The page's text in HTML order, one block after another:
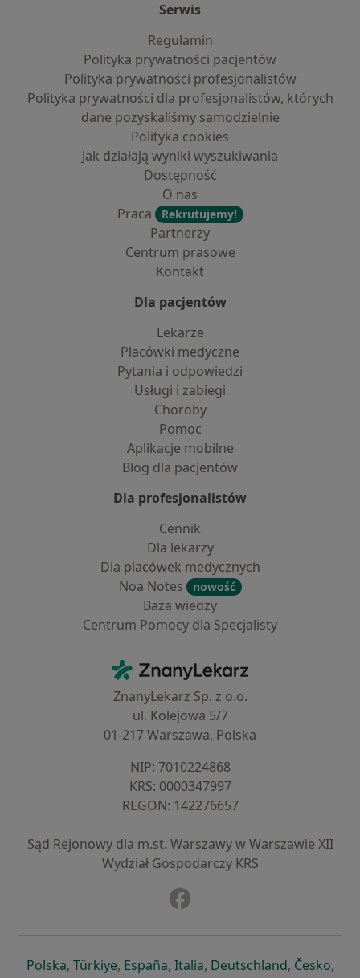
Serwis
Regulamin
Polityka prywatności pacjentów
Polityka prywatności profesjonalistów
Polityka prywatności dla profesjonalistów, których
dane pozyskaliśmy samodzielnie
Polityka cookies
Jak działają wyniki wyszukiwania
Dostępność
O nas
Praca
Rekrutujemy!
Partnerzy
Centrum prasowe
Kontakt
Dla pacjentów
Lekarze
Placówki medyczne
Pytania i odpowiedzi
Usługi i zabiegi
Choroby
Pomoc
Aplikacje mobilne
Blog dla pacjentów
Dla profesjonalistów
Cennik
Dla lekarzy
Dla placówek medycznych
Noa Notes
nowość
Baza wiedzy
Centrum Pomocy dla Specjalisty
ZnanyLekarz - Strona główna
ZnanyLekarz Sp. z o.o.
ul. Kolejowa 5/7
01-217 Warszawa, Polska
NIP: ⁠7010224868
KRS: ⁠0000347997
REGON: ⁠142276657
Sąd Rejonowy dla m.st. Warszawy w Warszawie XII
Wydział Gospodarczy KRS
Polskaotwiera się w nowej karcie
, Türkiyeotwiera się w nowej karcie
, Españaotwiera się w nowej karcie
, Italiaotwiera się w nowej
, Deutschlandotwiera się
, Česko,